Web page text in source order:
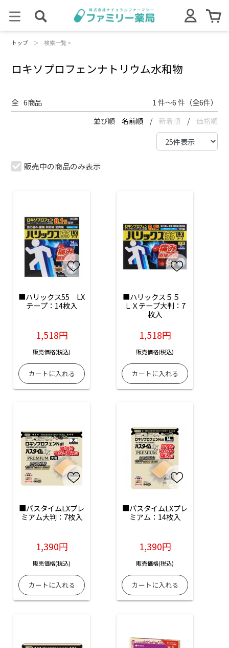
トップ ＞ 検索一覧 >
ロキソプロフェンナトリウム水和物
全 6商品 1 件～6 件（全6件）
並び順 名前順 / 新着順 / 価格順
販売中の商品のみ表示
■ハリックス55　LX
テープ：14枚入
1,518円
販売価格(税込)
■ハリックス５５
ＬＸテープ大判：7
枚入
1,518円
販売価格(税込)
■パスタイムLXプレ
ミアム大判：7枚入
1,390円
販売価格(税込)
■パスタイムLXプレ
ミアム：14枚入
1,390円
販売価格(税込)